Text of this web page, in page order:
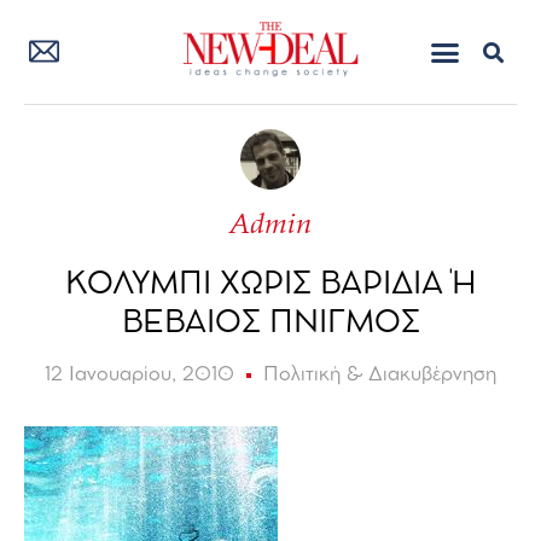
Admin
ΚΟΛΥΜΠΙ ΧΩΡΙΣ ΒΑΡΙΔΙΑ Ή
ΒΕΒΑΙΟΣ ΠΝΙΓΜΟΣ
12 Ιανουαρίου, 2010 Πολιτική & Διακυβέρνηση